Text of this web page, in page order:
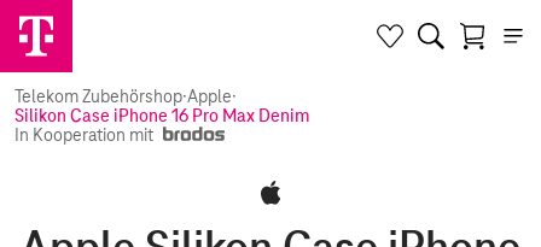
Telekom Zubehörshop·Apple·
Silikon Case iPhone 16 Pro Max Denim
In Kooperation mit